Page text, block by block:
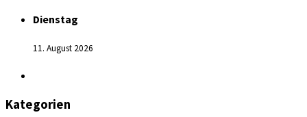
Dienstag
11. August 2026
Kategorien